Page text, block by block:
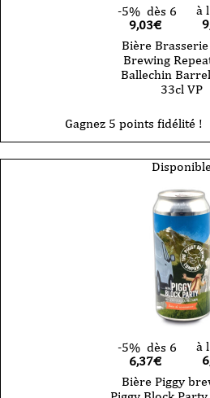
-5% dès 6
9,03€
à
Bière
Brewing
Ballechin
33cl VP
Gagnez 5 points fidélité !
-5% dès 6
6,37€
à
Bière Piggy